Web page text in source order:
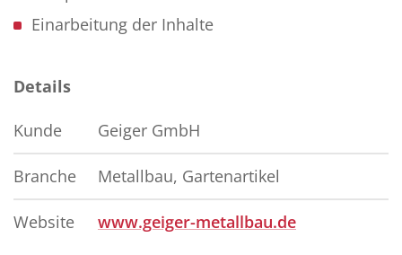
Einarbeitung der Inhalte
Details
Kunde Geiger GmbH
Branche Metallbau, Gartenartikel
Website www.geiger-metallbau.de